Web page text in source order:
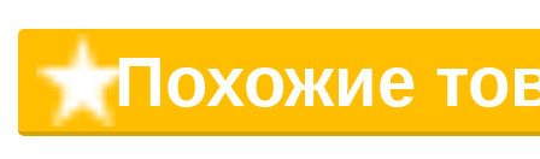
Похожие